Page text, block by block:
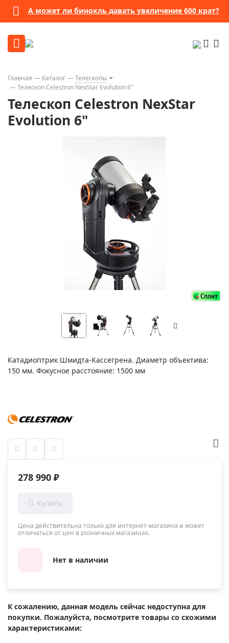
А может ли бинокль давать увеличение 600 крат?
Главная Каталог
Телескопы
Телескоп Celestron NexStar Evolution 6"
Телескоп Celestron NexStar
Evolution 6"
Катадиоптрик Шмидта-Кассегрена. Диаметр объектива:
150 мм. Фокусное расстояние: 1500 мм
278 990 ₽
Цена действительна только для интернет-магазина и может
отличаться от цен в розничных магазинах.
Нет в наличии
К сожалению, данная модель сейчас недоступна для
покупки. Пожалуйста, посмотрите товары со схожими
характеристиками: